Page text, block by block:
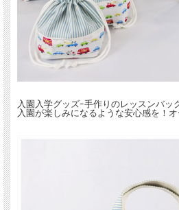
入園入学グッズｰ手作りのレッスンバッ
入園が楽しみになるような安心感を！